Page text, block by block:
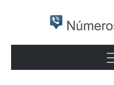
Otro sitio realizado con